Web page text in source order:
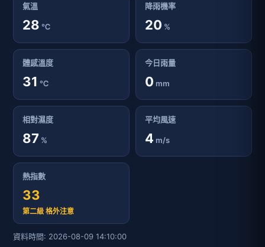
氣溫
28 ℃
降雨機率
20 %
體感溫度
31 ℃
今日雨量
0 mm
相對濕度
87 %
平均風速
4 m/s
熱指數
33
第二級 格外注意
資料時間: 2026-08-09 14:10:00